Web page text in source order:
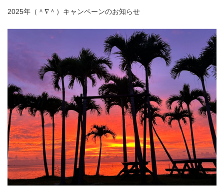
2025年（＾∇＾）キャンペーンのお知らせ